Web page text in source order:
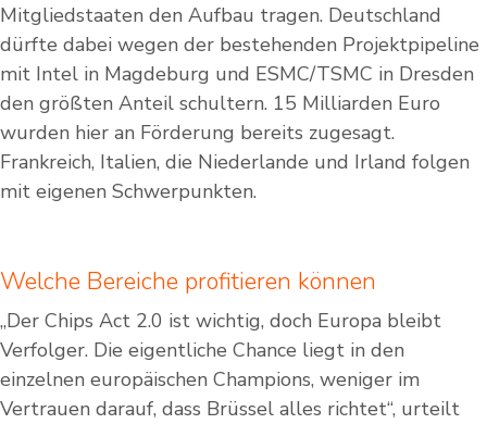
Mitgliedstaaten den Aufbau tragen. Deutschland
dürfte dabei wegen der bestehenden Projektpipeline
mit Intel in Magdeburg und ESMC/TSMC in Dresden
den größten Anteil schultern. 15 Milliarden Euro
wurden hier an Förderung bereits zugesagt.
Frankreich, Italien, die Niederlande und Irland folgen
mit eigenen Schwerpunkten.
Welche Bereiche profitieren können
„Der Chips Act 2.0 ist wichtig, doch Europa bleibt
Verfolger. Die eigentliche Chance liegt in den
einzelnen europäischen Champions, weniger im
Vertrauen darauf, dass Brüssel alles richtet“, urteilt